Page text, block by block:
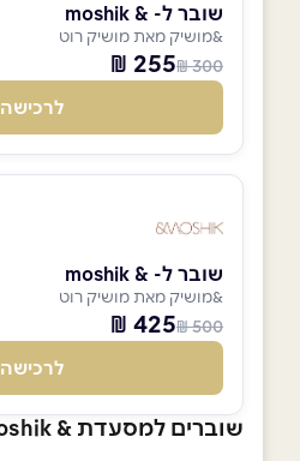
שובר ל- & moshik
&מושיק מאת מושיק רוט
300 ₪
255 ₪
לרכישה
שובר ל- & moshik
&מושיק מאת מושיק רוט
500 ₪
425 ₪
לרכישה
שוברים למסעדת & moshik